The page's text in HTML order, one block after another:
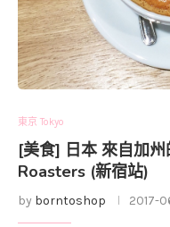
東京 Tokyo
[美食] 日本 來自加
Roasters (新宿站)
by borntoshop 2017-